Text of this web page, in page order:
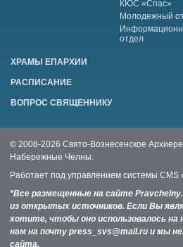
КЮС «Спас»
Молодежный
отдел
ХРАМЫ ЕПАРХИИ
РАСПИСАНИЕ
ВОПРОС СВЯЩЕННИКУ
© 2008-2026 Свято-Вознесенское
Набережные Челны.
Работает под управлением системы CMS
*Все размещенные на сайте
из открытых источников. Если Вы
хотите, чтобы оно использовалось
нам на почту press_svs@mail.ru и мы
сайта.